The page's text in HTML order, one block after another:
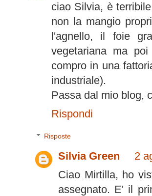
ciao Silvia, è
non la mangio
l'agnello, il foie
vegetariana ma
compro in una
industriale).
Passa dal mio blog,
Rispondi
Risposte
Silvia Green
2
Ciao Mirtilla, ho
assegnato. E' il